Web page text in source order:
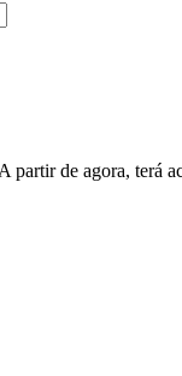
partir de agora, terá